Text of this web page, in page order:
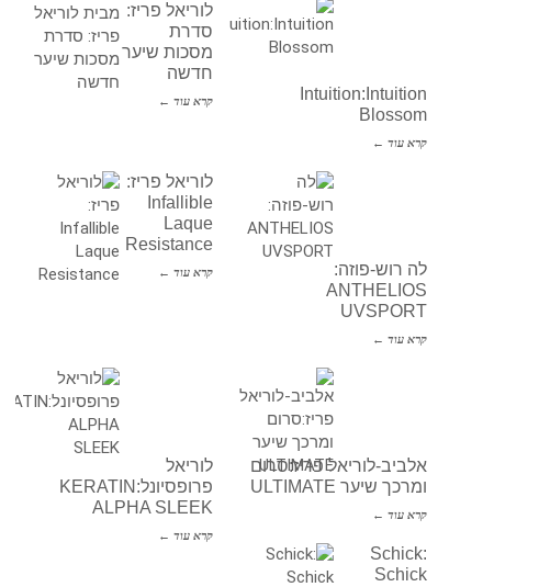
לוריאל פריז:
סדרת
מסכות שיער
חדשה
קרא עוד ←
Intuition:Intuition
Blossom
קרא עוד ←
לוריאל פריז:
Infallible
Laque
Resistance
קרא עוד ←
לה רוש-פוזה:
ANTHELIOS
UVSPORT
קרא עוד ←
לוריאל
פרופסיונל:KERATIN
ALPHA SLEEK
קרא עוד ←
אלביב-לוריאל פריז:סרום
ומרכך שיער ULTIMATE
קרא עוד ←
Schick:
Schick